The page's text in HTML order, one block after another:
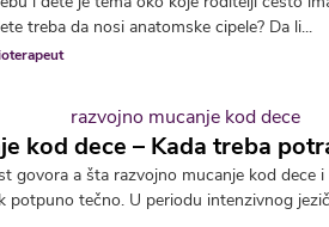
treba da nosi anatomske cipele? Da li...
kod dece – Kada treba
govora a šta razvojno mucanje kod dece
potpuno tečno. U periodu intenzivnog